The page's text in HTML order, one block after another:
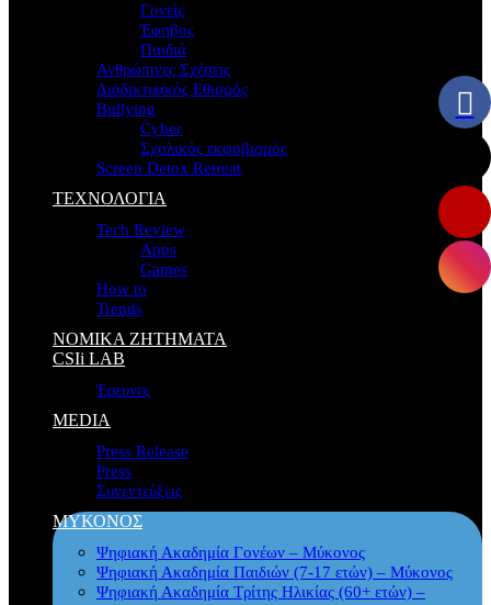
Γονείς
Έφηβος
Παιδιά
Ανθρώπινες Σχέσεις
Διαδικτυακός Εθισμός
Bullying
Cyber
Σχολικός εκφοβισμός
Screen Detox Retreat
ΤΕΧΝΟΛΟΓΙΑ
Tech Review
Apps
Games
How to
Trends
ΝΟΜΙΚΑ ΖΗΤΗΜΑΤΑ
CSIi LAB
Έρευνες
MEDIA
Press Release
Press
Συνεντεύξεις
ΜΥΚΟΝΟΣ
Ψηφιακή Ακαδημία Γονέων – Μύκονος
Ψηφιακή Ακαδημία Παιδιών (7-17 ετών) – Μύκονος
Ψηφιακή Ακαδημία Τρίτης Ηλικίας (60+ ετών) –